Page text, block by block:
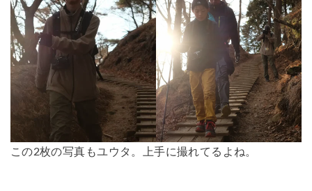
この2枚の写真もユウタ。上手に撮れてるよね。